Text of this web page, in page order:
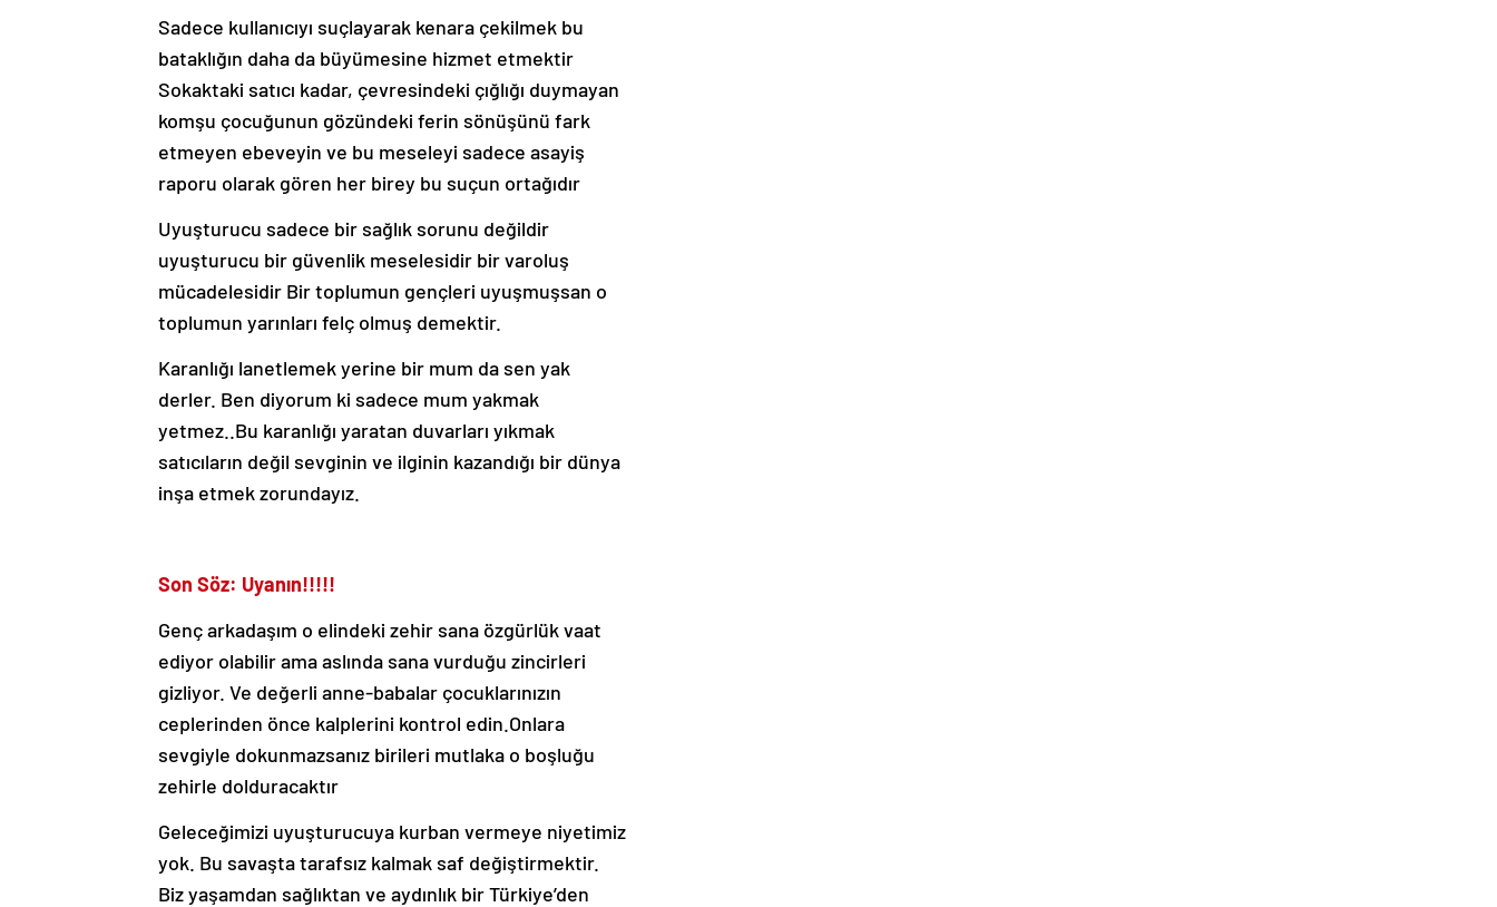
Sadece kullanıcıyı suçlayarak kenara çekilmek bu
bataklığın daha da büyümesine hizmet etmektir
Sokaktaki satıcı kadar, çevresindeki çığlığı duymayan
komşu çocuğunun gözündeki ferin sönüşünü fark
etmeyen ebeveyin ve bu meseleyi sadece asayiş
raporu olarak gören her birey bu suçun ortağıdır
Uyuşturucu sadece bir sağlık sorunu değildir
uyuşturucu bir güvenlik meselesidir bir varoluş
mücadelesidir Bir toplumun gençleri uyuşmuşsan o
toplumun yarınları felç olmuş demektir.
Karanlığı lanetlemek yerine bir mum da sen yak
derler. Ben diyorum ki sadece mum yakmak
yetmez..Bu karanlığı yaratan duvarları yıkmak
satıcıların değil sevginin ve ilginin kazandığı bir dünya
inşa etmek zorundayız.
Son Söz: Uyanın!!!!!
Genç arkadaşım o elindeki zehir sana özgürlük vaat
ediyor olabilir ama aslında sana vurduğu zincirleri
gizliyor. Ve değerli anne-babalar çocuklarınızın
ceplerinden önce kalplerini kontrol edin.Onlara
sevgiyle dokunmazsanız birileri mutlaka o boşluğu
zehirle dolduracaktır
Geleceğimizi uyuşturucuya kurban vermeye niyetimiz
yok. Bu savaşta tarafsız kalmak saf değiştirmektir.
Biz yaşamdan sağlıktan ve aydınlık bir Türkiye’den